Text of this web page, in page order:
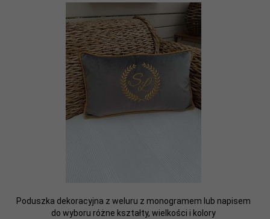
Poduszka dekoracyjna z weluru z monogramem lub napisem
do wyboru różne kształty, wielkości i kolory